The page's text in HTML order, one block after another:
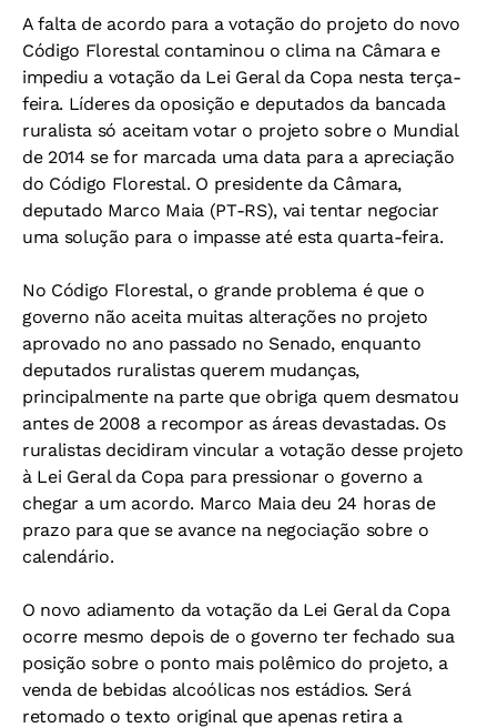
A falta de acordo para a votação do projeto do novo
Código Florestal contaminou o clima na Câmara e
impediu a votação da Lei Geral da Copa nesta terça-
feira. Líderes da oposição e deputados da bancada
ruralista só aceitam votar o projeto sobre o Mundial
de 2014 se for marcada uma data para a apreciação
do Código Florestal. O presidente da Câmara,
deputado Marco Maia (PT-RS), vai tentar negociar
uma solução para o impasse até esta quarta-feira.
No Código Florestal, o grande problema é que o
governo não aceita muitas alterações no projeto
aprovado no ano passado no Senado, enquanto
deputados ruralistas querem mudanças,
principalmente na parte que obriga quem desmatou
antes de 2008 a recompor as áreas devastadas. Os
ruralistas decidiram vincular a votação desse projeto
à Lei Geral da Copa para pressionar o governo a
chegar a um acordo. Marco Maia deu 24 horas de
prazo para que se avance na negociação sobre o
calendário.
O novo adiamento da votação da Lei Geral da Copa
ocorre mesmo depois de o governo ter fechado sua
posição sobre o ponto mais polêmico do projeto, a
venda de bebidas alcoólicas nos estádios. Será
retomado o texto original que apenas retira a